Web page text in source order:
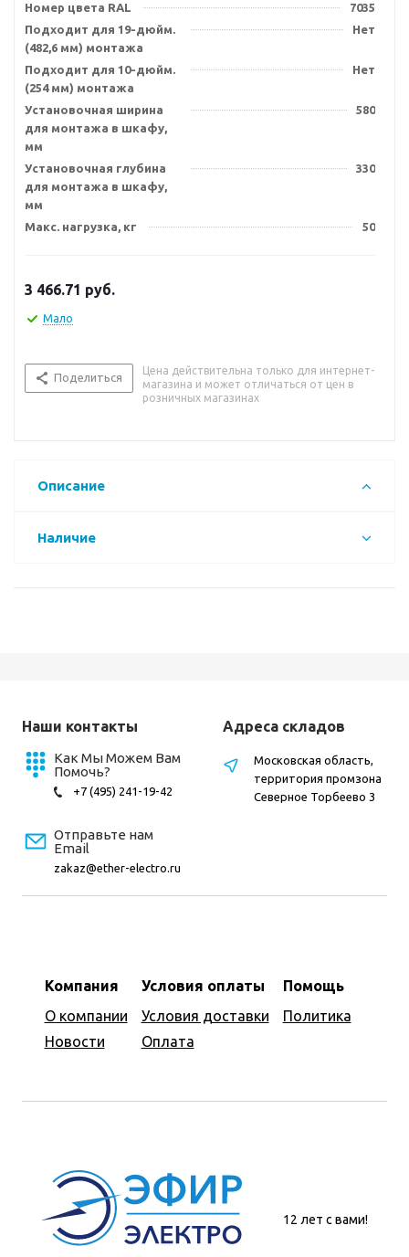
Номер цвета RAL
7035
Подходит для 19-дюйм.
(482,6 мм) монтажа
Нет
Подходит для 10-дюйм.
(254 мм) монтажа
Нет
Установочная ширина
для монтажа в шкафу,
мм
580
Установочная глубина
для монтажа в шкафу,
мм
330
Макс. нагрузка, кг 50
3 466.71 руб.
Мало
Поделиться
Цена действительна только для интернет-
магазина и может отличаться от цен в
розничных магазинах
Описание
Наличие
Наши контакты
Как Мы Можем Вам
Помочь?
+7 (495) 241-19-42
Отправьте нам
Email
zakaz@ether-electro.ru
Компания
О компании
Новости
Условия оплаты
Условия доставки
Оплата
Помощь
Политика
Адреса складов
Московская область,
территория промзона
Северное Торбеево 3
12 лет с вами!